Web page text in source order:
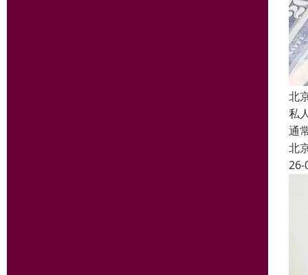
北
私
通
北
26-